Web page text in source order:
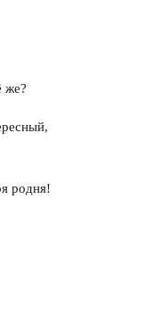
же?
родня!